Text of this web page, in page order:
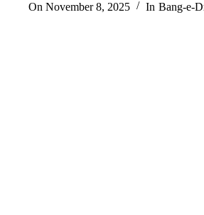
On November 8, 2025 In Bang-e-